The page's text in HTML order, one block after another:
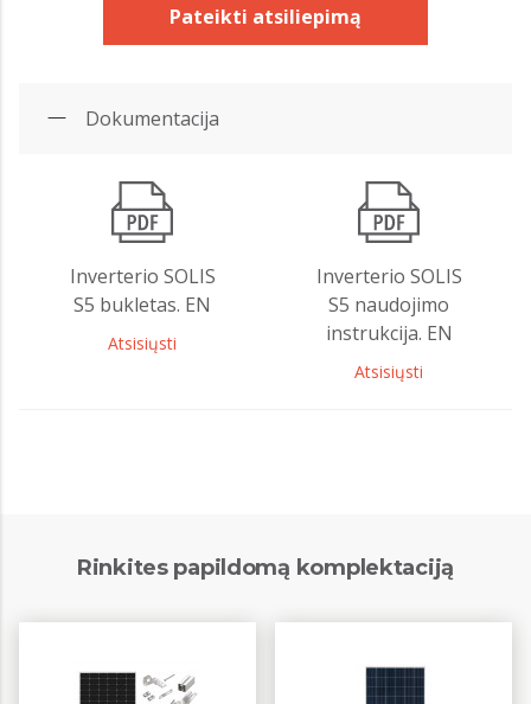
Pateikti atsiliepimą
Dokumentacija
Inverterio SOLIS
S5 bukletas. EN
Atsisiųsti
Inverterio SOLIS
S5 naudojimo
instrukcija. EN
Atsisiųsti
Rinkites papildomą komplektaciją